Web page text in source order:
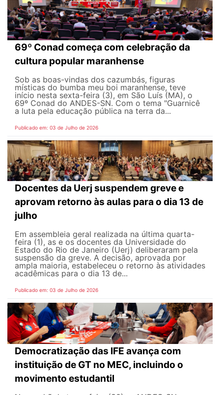
69º Conad começa com celebração da
cultura popular maranhense
Sob as boas-vindas dos cazumbás, figuras
místicas do bumba meu boi maranhense, teve
início nesta sexta-feira (3), em São Luís (MA), o
69º Conad do ANDES-SN. Com o tema "Guarnicê
a luta pela educação pública na terra da...
Publicado em: 03 de Julho de 2026
Docentes da Uerj suspendem greve e
aprovam retorno às aulas para o dia 13 de
julho
Em assembleia geral realizada na última quarta-
feira (1), as e os docentes da Universidade do
Estado do Rio de Janeiro (Uerj) deliberaram pela
suspensão da greve. A decisão, aprovada por
ampla maioria, estabeleceu o retorno às atividades
acadêmicas para o dia 13 de...
Publicado em: 03 de Julho de 2026
Democratização das IFE avança com
instituição de GT no MEC, incluindo o
movimento estudantil